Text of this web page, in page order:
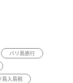
バリ島旅行
島入島税